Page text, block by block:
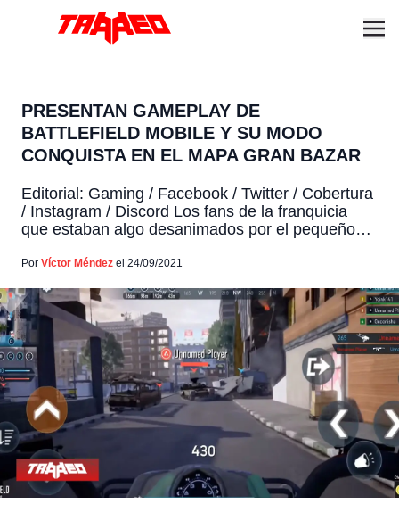
PRESENTAN GAMEPLAY DE
BATTLEFIELD MOBILE Y SU MODO
CONQUISTA EN EL MAPA GRAN BAZAR
Editorial: Gaming / Facebook / Twitter / Cobertura
/ Instagram / Discord Los fans de la franquicia
que estaban algo desanimados por el pequeño
alegría ya que se han develado varios videos de
del querido videojuego. Puedes leer: Banean […]
Por Víctor Méndez el 24/09/2021